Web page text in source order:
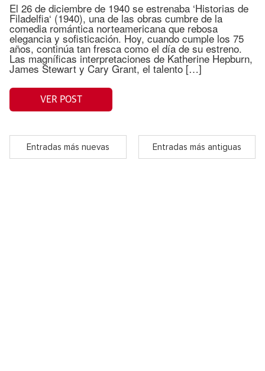
El 26 de diciembre de 1940 se estrenaba ‘Historias de
Filadelfia‘ (1940), una de las obras cumbre de la
comedia romántica norteamericana que rebosa
elegancia y sofisticación. Hoy, cuando cumple los 75
años, continúa tan fresca como el día de su estreno.
Las magníficas interpretaciones de Katherine Hepburn,
James Stewart y Cary Grant, el talento […]
VER POST
Entradas más nuevas Entradas más antiguas